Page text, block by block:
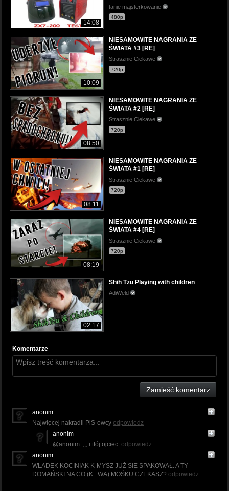
14:08
tanie majsterkowanie
480p
10:09
NIESAMOWITE NAGRANIA ZE
ŚWIATA #3 [RE]
Strasznie Ciekawe
720p
08:50
NIESAMOWITE NAGRANIA ZE
ŚWIATA #2 [RE]
Strasznie Ciekawe
720p
08:11
NIESAMOWITE NAGRANIA ZE
ŚWIATA #1 [RE]
Strasznie Ciekawe
720p
08:19
NIESAMOWITE NAGRANIA ZE
ŚWIATA #4 [RE]
Strasznie Ciekawe
720p
02:17
Shih Tzu Playing with children
AdiWeld
Komentarze
Zamieść komentarz
anonim
Najwięcej nakradli PiS-owcy odpowiedz
anonim
@anonim: ,,, i tfój ojciec. odpowiedz
anonim
WŁADEK KOCINIAK K-MYSZ JUŻ SIE SPAKOWAŁ. A TY
DOMAŃSKI NA CO (K...WA) MOŚKU CZEKASZ? odpowiedz